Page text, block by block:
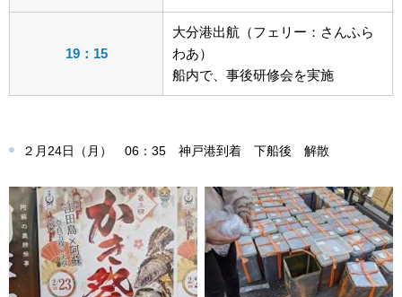
19：15
大分港出航（フェリー：さんふら
わあ）
船内で、事後研修会を実施
２月24日（月） 06：35 神戸港到着 下船後 解散